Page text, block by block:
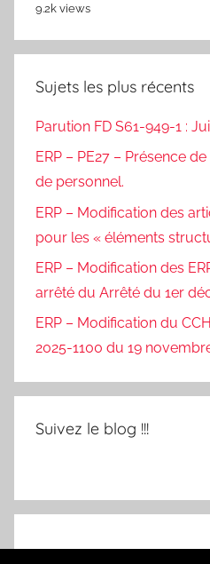
9.2k views
Sujets les plus récents
Parution FD S61-949-1 :
ERP – PE27 – Présence
de personnel.
ERP – Modification des
pour les « éléments
ERP – Modification des
arrêté du Arrêté du 1er
ERP – Modification du
2025-1100 du 19
Suivez le blog !!!